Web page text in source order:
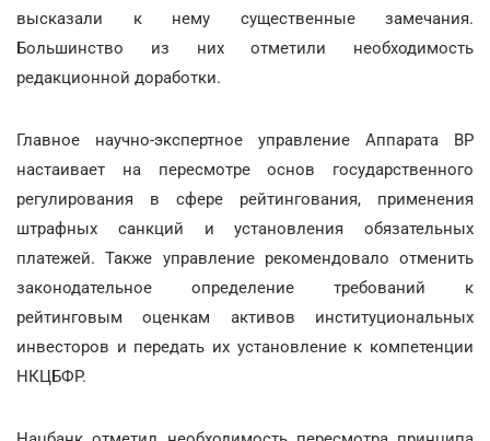
высказали к нему существенные замечания.
Большинство из них отметили необходимость
редакционной доработки.
Главное научно-экспертное управление Аппарата ВР
настаивает на пересмотре основ государственного
регулирования в сфере рейтингования, применения
штрафных санкций и установления обязательных
платежей. Также управление рекомендовало отменить
законодательное определение требований к
рейтинговым оценкам активов институциональных
инвесторов и передать их установление к компетенции
НКЦБФР.